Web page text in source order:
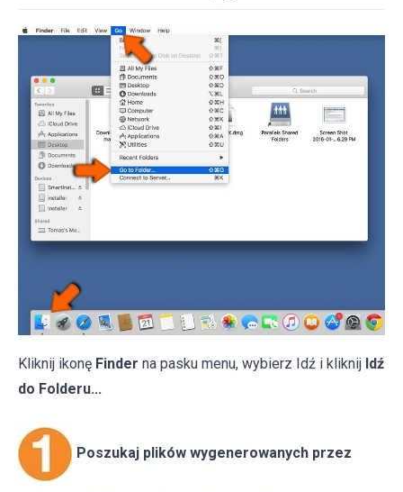
Kliknij ikonę Finder na pasku menu, wybierz Idź i kliknij Idź
do Folderu...
Poszukaj plików wygenerowanych przez